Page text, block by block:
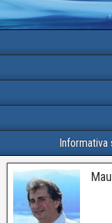
Informativa